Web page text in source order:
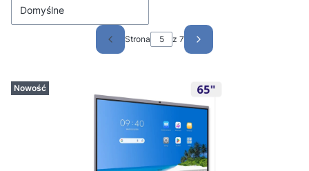
Domyślne
Poprzednie produkty
Strona z 7 Następne produkty
Nowość